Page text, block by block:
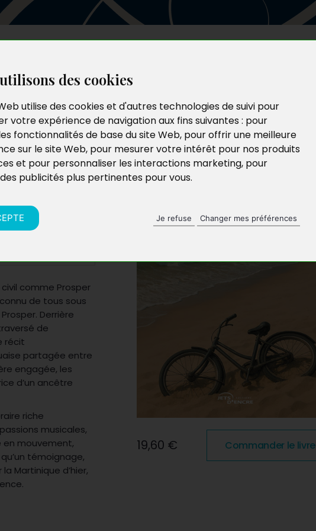
des cookies
utilise des cookies et d'autres technologies de suivi pour
votre expérience de navigation aux fins suivantes : pour
fonctionnalités de base du site Web, pour offrir une meilleure
sur le site Web, pour mesurer votre intérêt pour nos produits
et pour personnaliser les interactions marketing, pour
publicités plus pertinentes pour vous.
Je refuse Changer mes préférences
du
civil comme Prosper
de tous sous
Derrière
de
récit
partagée entre
engagée, les
d’un ancêtre
riche
musicales,
mouvement,
témoignage,
Martinique d’hier,
19,60 € Commander le livre